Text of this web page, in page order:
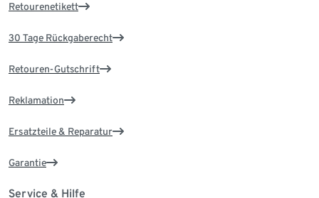
Retourenetikett
30 Tage Rückgaberecht
Retouren-Gutschrift
Reklamation
Ersatzteile & Reparatur
Garantie
Service & Hilfe